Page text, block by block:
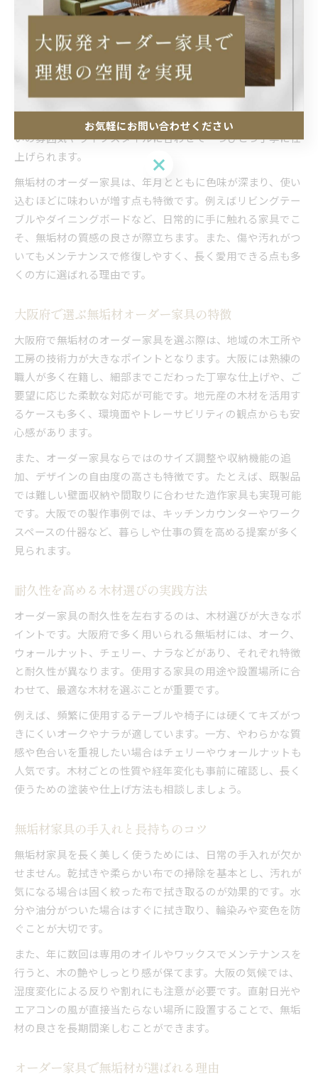
無垢材を使ったオーダー家具の魅力解説
無垢材を使ったオーダー家具は、自然素材ならではの温もり
や質感が魅力です。合板や突板と異なり、木そのものの個性
や美しさを感じられるため、インテリアに高級感や落ち着き
をもたらします。大阪府でも無垢材家具は人気が高く、住ま
いの雰囲気やライフスタイルに合わせて一つひとつ丁寧に仕
上げられます。
無垢材のオーダー家具は、年月とともに色味が深まり、使い
込むほどに味わいが増す点も特徴です。例えばリビングテー
ブルやダイニングボードなど、日常的に手に触れる家具でこ
そ、無垢材の質感の良さが際立ちます。また、傷や汚れがつ
いてもメンテナンスで修復しやすく、長く愛用できる点も多
くの方に選ばれる理由です。
大阪府で選ぶ無垢材オーダー家具の特徴
大阪府で無垢材のオーダー家具を選ぶ際は、地域の木工所や
工房の技術力が大きなポイントとなります。大阪には熟練の
職人が多く在籍し、細部までこだわった丁寧な仕上げや、ご
要望に応じた柔軟な対応が可能です。地元産の木材を活用す
るケースも多く、環境面やトレーサビリティの観点からも安
心感があります。
また、オーダー家具ならではのサイズ調整や収納機能の追
加、デザインの自由度の高さも特徴です。たとえば、既製品
では難しい壁面収納や間取りに合わせた造作家具も実現可能
です。大阪での製作事例では、キッチンカウンターやワーク
スペースの什器など、暮らしや仕事の質を高める提案が多く
見られます。
耐久性を高める木材選びの実践方法
オーダー家具の耐久性を左右するのは、木材選びが大きなポ
イントです。大阪府で多く用いられる無垢材には、オーク、
ウォールナット、チェリー、ナラなどがあり、それぞれ特徴
と耐久性が異なります。使用する家具の用途や設置場所に合
わせて、最適な木材を選ぶことが重要です。
例えば、頻繁に使用するテーブルや椅子には硬くてキズがつ
きにくいオークやナラが適しています。一方、やわらかな質
感や色合いを重視したい場合はチェリーやウォールナットも
人気です。木材ごとの性質や経年変化も事前に確認し、長く
使うための塗装や仕上げ方法も相談しましょう。
無垢材家具の手入れと長持ちのコツ
無垢材家具を長く美しく使うためには、日常の手入れが欠か
せません。乾拭きや柔らかい布での掃除を基本とし、汚れが
気になる場合は固く絞った布で拭き取るのが効果的です。水
分や油分がついた場合はすぐに拭き取り、輪染みや変色を防
ぐことが大切です。
また、年に数回は専用のオイルやワックスでメンテナンスを
行うと、木の艶やしっとり感が保てます。大阪の気候では、
湿度変化による反りや割れにも注意が必要です。直射日光や
エアコンの風が直接当たらない場所に設置することで、無垢
材の良さを長期間楽しむことができます。
オーダー家具で無垢材が選ばれる理由
お気軽にお問い合わせください
お気軽にお問い合わせください